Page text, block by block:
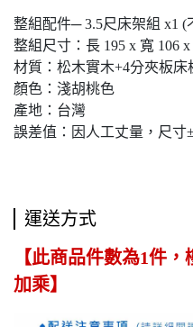
整組配件─ 3.5尺床架組 x1 (
整組尺寸：長 195 x 寬 106
材質：松木實木+4分夾板床
顏色：淺胡桃色
產地：台灣
誤差值：因人工丈量，尺寸
運送方式
【此商品件數為1件
加乘】